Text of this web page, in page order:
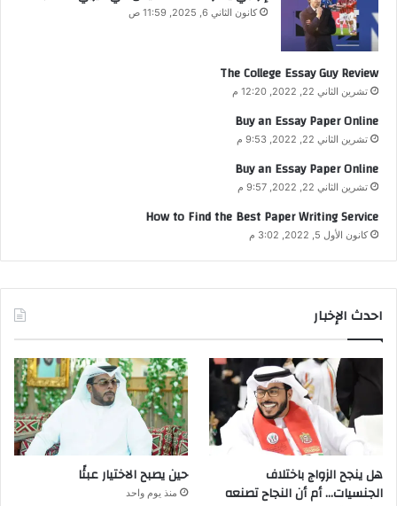
كانون الثاني 6, 2025, 11:59 ص
The College Essay Guy Review
تشرين الثاني 22, 2022, 12:20 م
Buy an Essay Paper Online
تشرين الثاني 22, 2022, 9:53 م
Buy an Essay Paper Online
تشرين الثاني 22, 2022, 9:57 م
How to Find the Best Paper Writing Service
كانون الأول 5, 2022, 3:02 م
احدث الإخبار
هل ينجح الزواج باختلاف
الجنسيات… أم أن النجاح تصنعه
حين يصبح الاختيار عبئًا
منذ يوم واحد